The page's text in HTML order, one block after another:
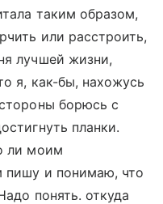
таким образом,
или расстроить,
лучшей жизни,
я, как-бы, нахожусь
борюсь с
планки.
ли моим
пишу и понимаю, что
понять. откуда